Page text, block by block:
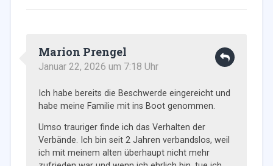
Marion Prengel
Januar 22, 2026 um 7:18 Uhr
Ich habe bereits die Beschwerde eingereicht und
habe meine Familie mit ins Boot genommen.
Umso trauriger finde ich das Verhalten der
Verbände. Ich bin seit 2 Jahren verbandslos, weil
ich mit meinem alten überhaupt nicht mehr